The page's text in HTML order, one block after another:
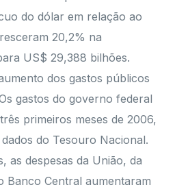
do dólar em relação ao
20,2% na
US$ 29,388 bilhões.
dos gastos públicos
gastos do governo federal
primeiros meses de 2006,
do Tesouro Nacional.
as despesas da União, da
Banco Central aumentaram